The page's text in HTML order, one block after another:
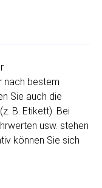
nach bestem
Sie auch die
B. Etikett). Bei
usw. stehen
können Sie sich